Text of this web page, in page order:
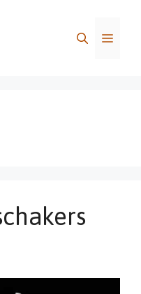
Menu